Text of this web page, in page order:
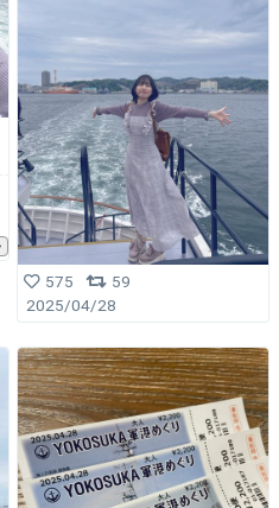
575
59
2025/04/28